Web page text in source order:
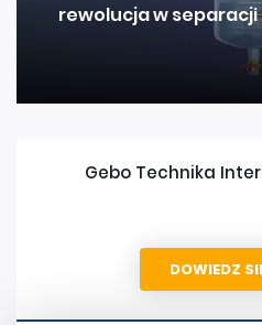
rewolucja w separacji
Gebo Technika
DOWIEDZ